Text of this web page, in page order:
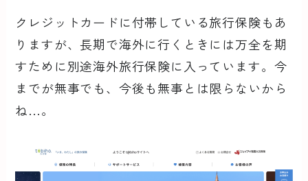
クレジットカードに付帯している旅行保険もあ
りますが、長期で海外に行くときには万全を期
すために別途海外旅行保険に入っています。今
までが無事でも、今後も無事とは限らないから
ね…。